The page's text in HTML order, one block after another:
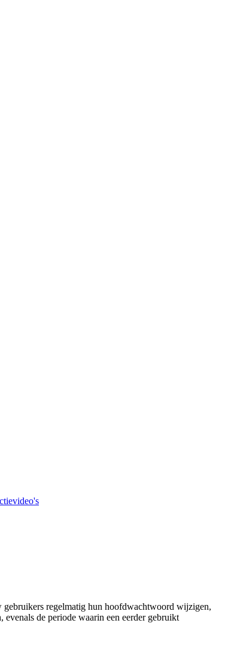
gebruikers regelmatig hun hoofdwachtwoord wijzigen,
, evenals de periode waarin een eerder gebruikt